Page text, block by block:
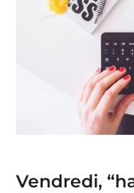
Vendredi,